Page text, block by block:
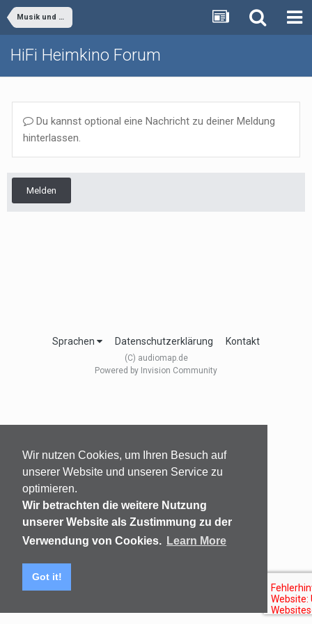
Wir nutzen Cookies, um Ihren Besuch auf
unserer Website und unseren Service zu
optimieren.
Wir betrachten die weitere Nutzung
unserer Website als Zustimmung zu der
Verwendung von Cookies. Learn More
Got it!
Musik und Tonmedien
HiFi Heimkino Forum
Du kannst optional eine Nachricht zu deiner Meldung
hinterlassen.
Melden
Sprachen Datenschutzerklärung Kontakt
(C) audiomap.de
Powered by Invision Community